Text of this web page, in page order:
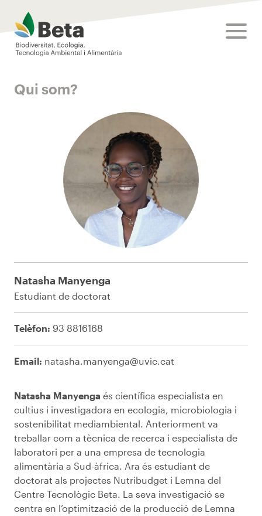
Beta Tech Center
Qui som?
Natasha Manyenga
Estudiant de doctorat
Telèfon: 93 8816168
Email: natasha.manyenga@uvic.cat
Natasha Manyenga és científica especialista en
cultius i investigadora en ecologia, microbiologia i
sostenibilitat mediambiental. Anteriorment va
treballar com a tècnica de recerca i especialista de
laboratori per a una empresa de tecnologia
alimentària a Sud-àfrica. Ara és estudiant de
doctorat als projectes Nutribudget i Lemna del
Centre Tecnològic Beta. La seva investigació se
centra en l’optimització de la producció de Lemna